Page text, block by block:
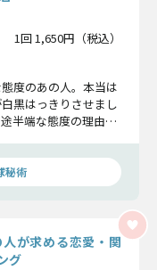
1回 1,650円（税込）
度のあの人。本当は
黒はっきりさせまし
半端な態度の理由、
秘術
が求める恋愛・関
グ